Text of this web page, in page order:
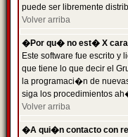
puede ser libremente
Volver arriba
�Por qu� no est� X
Este software fue escrito y
que tiene lo que decir el
la programaci�n de
siga los procedimientos
Volver arriba
�A qui�n contacto con